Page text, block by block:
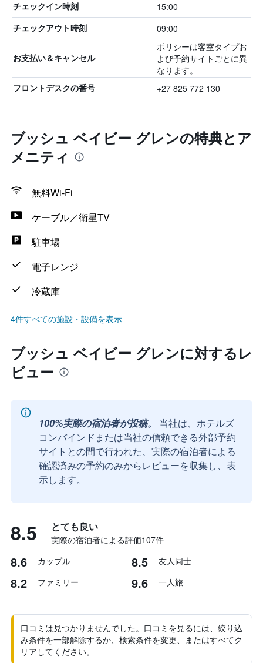
チェックイン時刻 15:00
チェックアウト時刻 09:00
お支払い＆キャンセル
ポリシーは客室タイプお
よび予約サイトごとに異
なります。
フロントデスクの番号 +27 825 772 130
ブッシュ ベイビー グレンの特典とア
メニティ
無料Wi-Fi
ケーブル／衛星TV
駐車場
電子レンジ
冷蔵庫
4件すべての施設・設備を表示
ブッシュ ベイビー グレンに対するレ
ビュー
100%実際の宿泊者が投稿。
当社は、ホテルズ
コンバインドまたは当社の信頼できる外部予約
サイトとの間で行われた、実際の宿泊者による
確認済みの予約のみからレビューを収集し、表
示します。
8.5 とても良い
実際の宿泊者による評価107​件
8.6 カップル 8.5 友人同士
8.2 ファミリー 9.6 一人旅
口コミは見つかりませんでした。口コミを見るには、絞り込
み条件を一部解除するか、検索条件を変更、またはすべてク
リアしてください。